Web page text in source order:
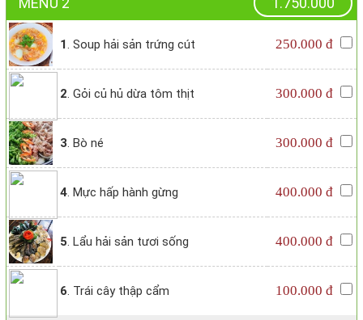
1. Soup hải sản trứng cút 250.000 đ
2. Gỏi củ hủ dừa tôm thịt 300.000 đ
3. Bò né 300.000 đ
4. Mực hấp hành gừng 400.000 đ
5. Lẩu hải sản tươi sống 400.000 đ
6. Trái cây thập cẩm 100.000 đ